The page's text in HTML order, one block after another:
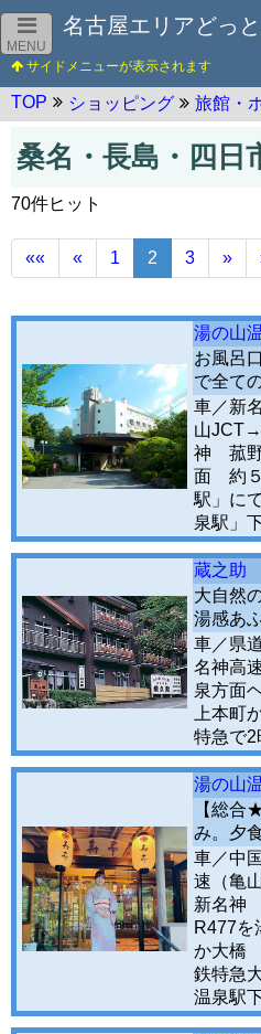
MENU
名古屋エリアどっ
TOP ショッピング 旅館・
桑名・長島・四日
70件ヒット
«« « 1 2 3 »
湯の山
お風呂
で全て
車／新
山
神 菰野
面 約５
駅」に
泉駅」
蔵之助
大自然
湯感あ
車／県
名神高
泉方面
上本町
特急で2
湯の山
【総合
み。夕
車／中
速（亀
新名神
R477
か大橋
鉄特急
温泉駅